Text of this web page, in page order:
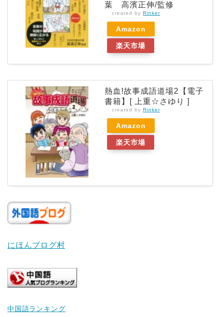
葉 高濱正伸/監修
created by Rinker
Amazon
楽天市場
熱血!故事成語道場2【電子
書籍】[ 上重☆さゆり ]
created by Rinker
Amazon
楽天市場
にほんブログ村
中国語ランキング